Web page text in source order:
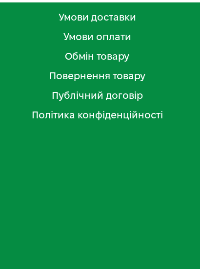
Умови доставки
Умови оплати
Обмін товару
Повернення товару
Публічний договір
Політика конфіденційності